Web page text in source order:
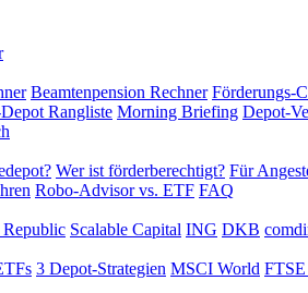
Beamtenpension Rechner Förderungs-
Rangliste Morning Briefing Depot-
Wer ist förderberechtigt? Für
Robo-Advisor vs. ETF FAQ
Republic Scalable Capital ING DKB
3 Depot-Strategien MSCI World